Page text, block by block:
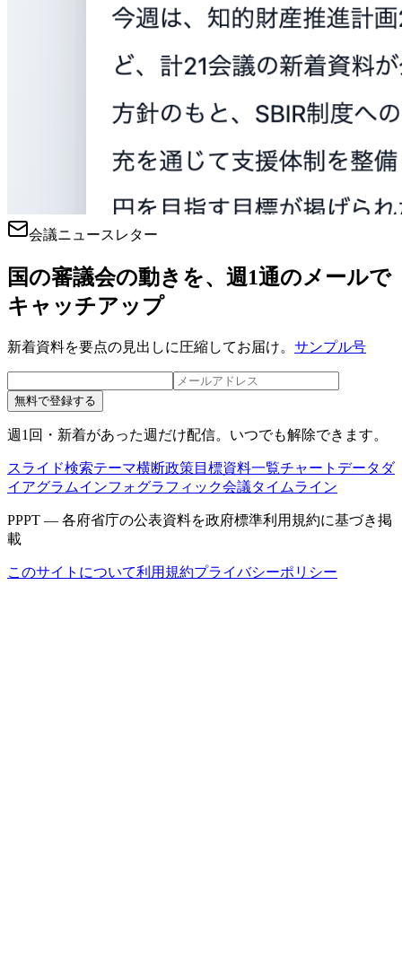
会議ニュースレター
国の審議会の動きを、週1通のメールで
キャッチアップ
新着資料を要点の見出しに圧縮してお届け。 サンプル号
無料で登録する
週1回・新着があった週だけ配信。いつでも解除できます。
スライド検索テーマ横断政策目標資料一覧チャートデータ ダ
イアグラムインフォグラフィック会議タイムライン
PPPT — 各府省庁の公表資料を政府標準利用規約に基づき掲
載
このサイトについて利用規約プライバシーポリシー